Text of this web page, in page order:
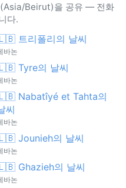
(Asia/Beirut)을 공유 — 전화
다.
트리폴리의 날씨
바논
Tyre의 날씨
바논
Nabatîyé et Tahta의
씨
바논
Jounieh의 날씨
바논
Ghazieh의 날씨
바논